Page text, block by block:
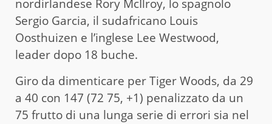
nordirlandese Rory McIlroy, lo spagnolo
Sergio Garcia, il sudafricano Louis
Oosthuizen e l’inglese Lee Westwood,
leader dopo 18 buche.
Giro da dimenticare per Tiger Woods, da 29
a 40 con 147 (72 75, +1) penalizzato da un
75 frutto di una lunga serie di errori sia nel